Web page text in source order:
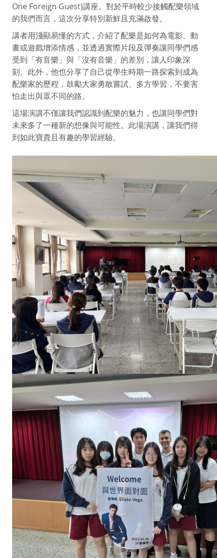
One Foreign Guest)講座。對於平時較少接觸配樂領域
的我們而言，這次分享特別新鮮且充滿啟發。
講者用淺顯易懂的方式，介紹了配樂是如何為電影、動
畫或遊戲增添情感，並透過實際片段及彈奏讓同學們感
受到「有音樂」與「沒有音樂」的差別，讓人印象深
刻。此外，他也分享了自己從學生時期一路探索到成為
配樂家的歷程，鼓勵大家勇敢嘗試、多方學習，不要害
怕走出與眾不同的路。
這場演講不僅讓我們認識到配樂的魅力，也讓同學們對
未來多了一種新的想像與可能性。此場演講，讓我們得
到如此寶貴且有趣的學習經驗。